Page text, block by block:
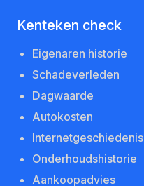
Kenteken check
Eigenaren historie
Schadeverleden
Dagwaarde
Autokosten
Internetgeschiedenis
Onderhoudshistorie
Aankoopadvies